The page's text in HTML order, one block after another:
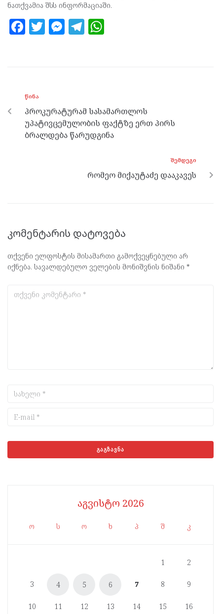
ნათქვამია შსს ინფორმაციაში.
F
o
o
k
T M
er
T
m p
p
ᲬᲘᲜᲐ
პროკურატურამ სასამართლოს
უპატივცემულობის ფაქტზე ერთ პირს
ბრალდება წარუდგინა
ᲨᲔᲛᲓᲔᲒᲘ
რომეო მიქაუტაძე დააკავეს
კომენტარის დატოვება
თქვენი ელფოსტის მისამართი გამოქვეყნებული არ
იქნება. სავალდებულო ველების მონიშვნის ნიშანი *
აგვისტო 2026
ო ს ო ხ პ შ კ
1 2
3 4 5 6 7 8 9
10 11 12 13 14 15 16